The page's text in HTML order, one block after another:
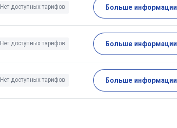
Нет доступных тарифов Больше информации
Нет доступных тарифов Больше информации
Нет доступных тарифов Больше информации